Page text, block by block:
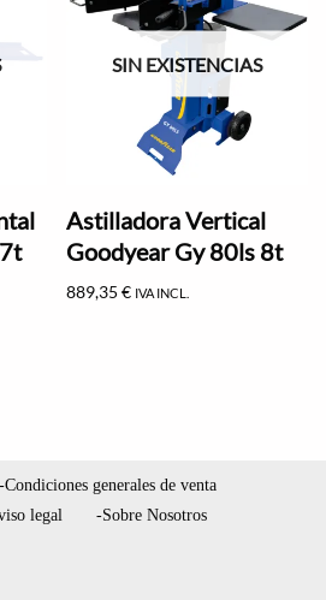
SIN EXISTENCIAS
Astilladora Vertical
Goodyear Gy 80ls 8t
889,35€ IVA INCL.
-Condiciones generales de venta
legal
-Sobre Nosotros